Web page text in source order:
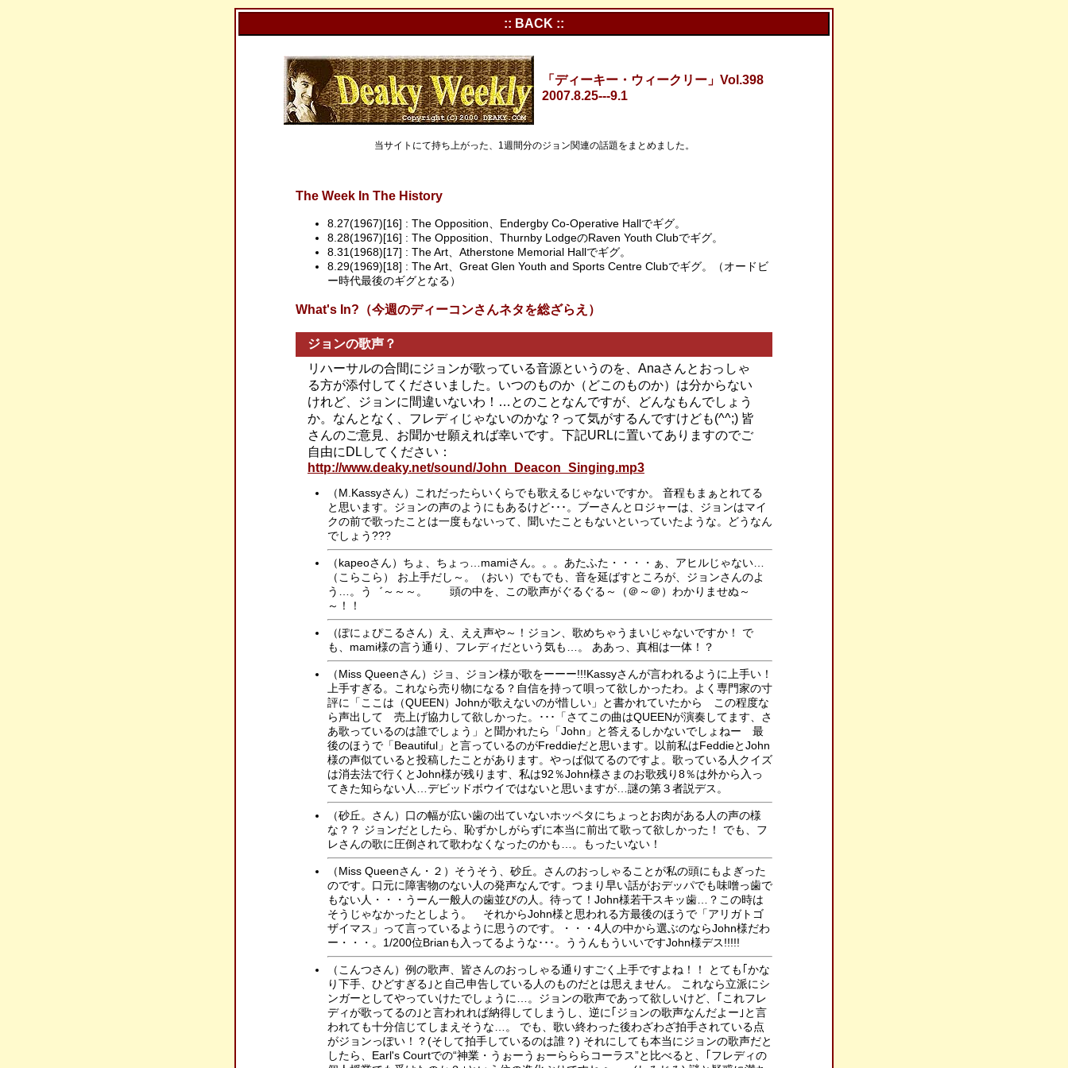
:: BACK ::
「ディーキー・ウィークリー」Vol.398
2007.8.25---9.1
当サイトにて持ち上がった、1週間分のジョン関連の話題をまとめました。
The Week In The History
8.27(1967)[16] : The Opposition、Endergby Co-Operative Hallでギグ。
8.28(1967)[16] : The Opposition、Thurnby LodgeのRaven Youth Clubでギグ。
8.31(1968)[17] : The Art、Atherstone Memorial Hallでギグ。
8.29(1969)[18] : The Art、Great Glen Youth and Sports Centre Clubでギグ。（オードビ
ー時代最後のギグとなる）
What's In?（今週のディーコンさんネタを総ざらえ）
ジョンの歌声？
リハーサルの合間にジョンが歌っている音源というのを、Anaさんとおっしゃ
る方が添付してくださいました。いつのものか（どこのものか）は分からない
けれど、ジョンに間違いないわ！…とのことなんですが、どんなもんでしょう
か。なんとなく、フレディじゃないのかな？って気がするんですけども(^^;) 皆
さんのご意見、お聞かせ願えれば幸いです。下記URLに置いてありますのでご
自由にDLしてください：
http://www.deaky.net/sound/John_Deacon_Singing.mp3
（M.Kassyさん）これだったらいくらでも歌えるじゃないですか。 音程もまぁとれてる
と思います。ジョンの声のようにもあるけど･･･。ブーさんとロジャーは、ジョンはマイ
クの前で歌ったことは一度もないって、聞いたこともないといっていたような。どうなん
でしょう???
（kapeoさん）ちょ、ちょっ…mamiさん。。。あたふた・・・・ぁ、アヒルじゃない…
（こらこら） お上手だし～。（おい）でもでも、音を延ばすところが、ジョンさんのよ
う…。う゛～～～。 頭の中を、この歌声がぐるぐる～（＠～＠）わかりませぬ～
～！！
（ぽにょぴこるさん）え、ええ声や～！ジョン、歌めちゃうまいじゃないですか！ で
も、mami様の言う通り、フレディだという気も…。 ああっ、真相は一体！？
（Miss Queenさん）ジョ、ジョン様が歌をーーー!!!Kassyさんが言われるように上手い！
上手すぎる。これなら売り物になる？自信を持って唄って欲しかったわ。よく専門家の寸
評に「ここは（QUEEN）Johnが歌えないのが惜しい」と書かれていたから この程度な
ら声出して 売上げ協力して欲しかった。･･･「さてこの曲はQUEENが演奏してます、さ
あ歌っているのは誰でしょう」と聞かれたら「John」と答えるしかないでしょねー 最
後のほうで「Beautiful」と言っているのがFreddieだと思います。以前私はFeddieとJohn
様の声似ていると投稿したことがあります。やっぱ似てるのですよ。歌っている人クイズ
は消去法で行くとJohn様が残ります、私は92％John様さまのお歌残り8％は外から入っ
てきた知らない人…デビッドボウイではないと思いますが…謎の第３者説デス。
（砂丘。さん）口の幅が広い歯の出ていないホッペタにちょっとお肉がある人の声の様
な？？ ジョンだとしたら、恥ずかしがらずに本当に前出て歌って欲しかった！ でも、フ
レさんの歌に圧倒されて歌わなくなったのかも…。もったいない！
（Miss Queenさん・２）そうそう、砂丘。さんのおっしゃることが私の頭にもよぎった
のです。口元に障害物のない人の発声なんです。つまり早い話がおデッパでも味噌っ歯で
もない人・・・うーん一般人の歯並びの人。待って！John様若干スキッ歯…？この時は
そうじゃなかったとしよう。 それからJohn様と思われる方最後のほうで「アリガトゴ
ザイマス」って言っているように思うのです。・・・4人の中から選ぶのならJohn様だわ
ー・・・。1/200位Brianも入ってるような･･･。ううんもういいですJohn様デス!!!!!
（こんつさん）例の歌声、皆さんのおっしゃる通りすごく上手ですよね！！ とても｢かな
り下手、ひどすぎる｣と自己申告している人のものだとは思えません。 これなら立派にシ
ンガーとしてやっていけたでしょうに…。ジョンの歌声であって欲しいけど、｢これフレ
ディが歌ってるの｣と言われれば納得してしまうし、逆に｢ジョンの歌声なんだよー｣と言
われても十分信じてしまえそうな…。 でも、歌い終わった後わざわざ拍手されている点
がジョンっぽい！？(そして拍手しているのは誰？) それにしても本当にジョンの歌声だと
したら、Earl's Courtでの“神業・うぉーうぉーらららコーラス”と比べると、｢フレディの